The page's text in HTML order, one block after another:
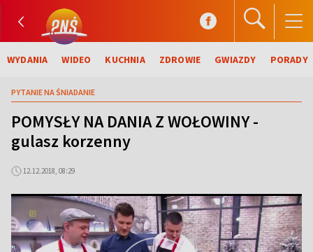
WYDANIA WIDEO KUCHNIA ZDROWIE GWIAZDY PORADY
PYTANIE NA ŚNIADANIE
POMYSŁY NA DANIA Z WOŁOWINY -
gulasz korzenny
12.12.2018, 08:29